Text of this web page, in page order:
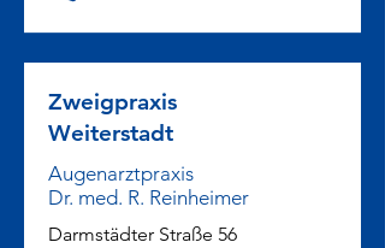
Zweigpraxis
Weiterstadt
Augenarztpraxis
Dr. med. R. Reinheimer
Darmstädter Straße 56